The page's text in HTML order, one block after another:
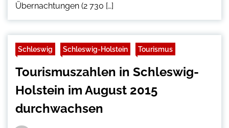
Übernachtungen (2 730 […]
Schleswig Schleswig-Holstein Tourismus
Tourismuszahlen in Schleswig-
Holstein im August 2015
durchwachsen